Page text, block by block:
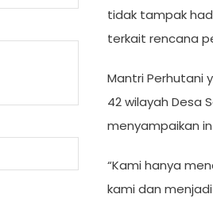
tidak tampak
terkait rencana
Mantri Perhutani
42 wilayah Desa
menyampaikan
“Kami hanya
kami dan